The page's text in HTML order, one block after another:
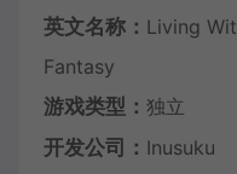
英文名称： Living
Fantasy
游戏类型： 独立
开发公司： Inusuku